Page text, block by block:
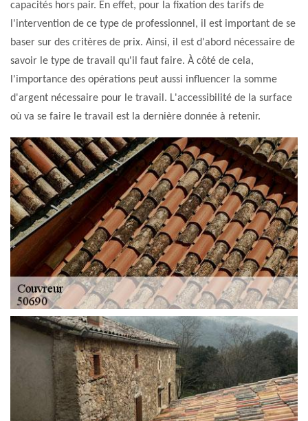
capacités hors pair. En effet, pour la fixation des tarifs de
l'intervention de ce type de professionnel, il est important de se
baser sur des critères de prix. Ainsi, il est d'abord nécessaire de
savoir le type de travail qu'il faut faire. À côté de cela,
l'importance des opérations peut aussi influencer la somme
d'argent nécessaire pour le travail. L'accessibilité de la surface
où va se faire le travail est la dernière donnée à retenir.